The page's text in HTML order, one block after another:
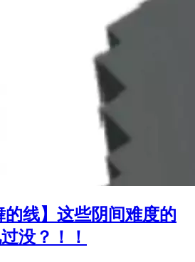
线】这些阴间难度的
没？！！